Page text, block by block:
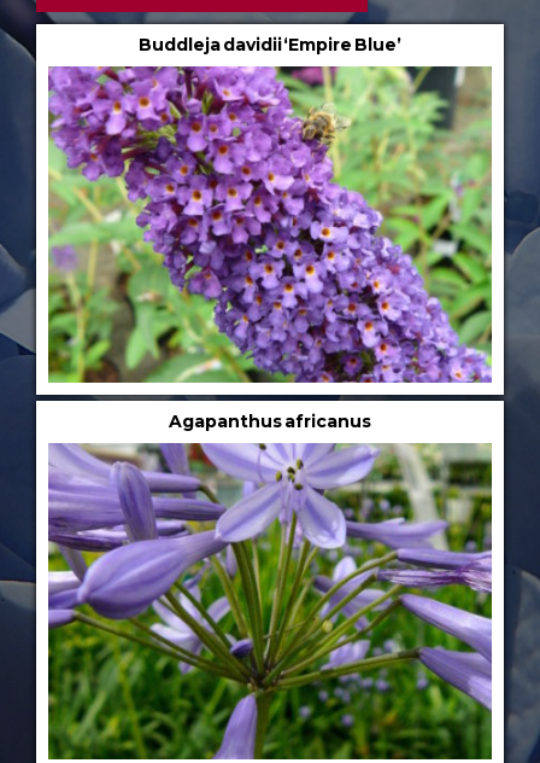
Buddleja davidii ‘Empire Blue’
Agapanthus africanus